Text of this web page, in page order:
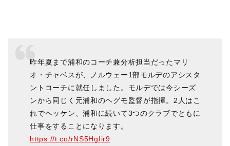
昨年夏まで浦和のコーチ兼分析担当だったマリ
オ・チャベスが、ノルウェー1部モルデのアシスタ
ントコーチに就任しました。モルデでは今シーズ
ンから同じく元浦和のヘグモ監督が指揮。2人はこ
れでヘッケン、浦和に続いて3つのクラブでともに
仕事をすることになります。
https://t.co/rNS5HgIir9